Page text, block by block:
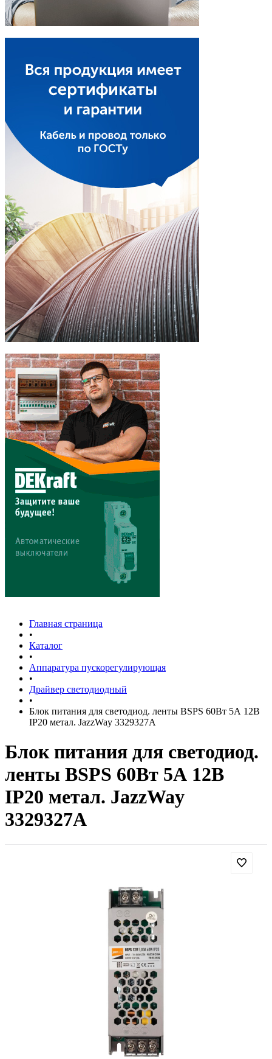
Главная страница
•
Каталог
•
Аппаратура пускорегулирующая
•
Драйвер светодиодный
•
Блок питания для светодиод. ленты BSPS 60Вт 5А 12В
IP20 метал. JazzWay 3329327A
Блок питания для светодиод.
ленты BSPS 60Вт 5А 12В
IP20 метал. JazzWay
3329327A